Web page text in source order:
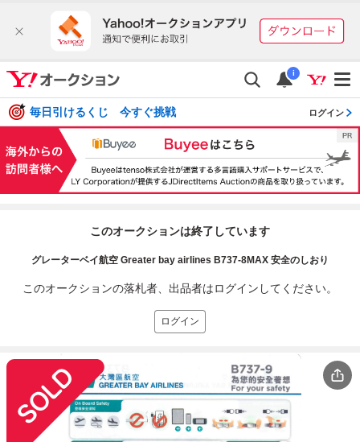
i
毎日引けるくじ 今すぐ挑戦 ログイン
このオークションは終了しています
グレーターベイ航空 Greater bay airlines B737-8MAX 安全のしおり
このオークションの落札者、出品者はログインしてください。
ログイン